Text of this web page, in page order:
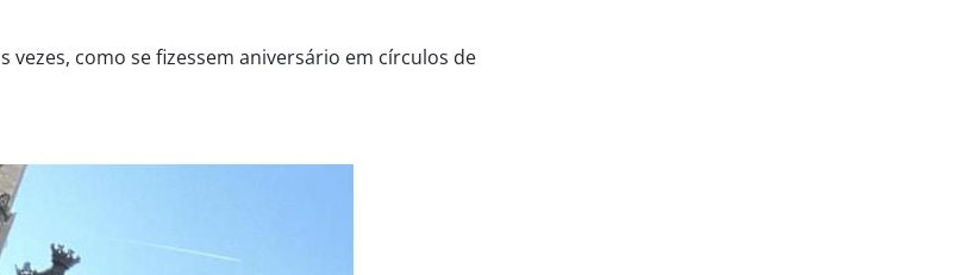
vezes, como se fizessem aniversário em círculos de